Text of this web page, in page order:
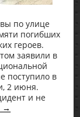
по улице
погибших
героев.
заявили в
поступило в
2 июня.
и не
→